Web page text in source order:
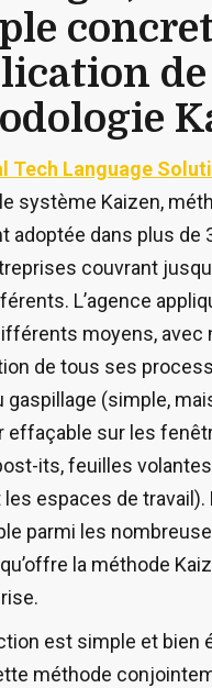
Tech Language
système Kaizen,
adoptée dans plus de
couvrant
L’agence
moyens, avec
de tous ses
gaspillage (simple,
effaçable sur les
its, feuilles
espaces de travail).
parmi les
la méthode
est simple et bien
méthode